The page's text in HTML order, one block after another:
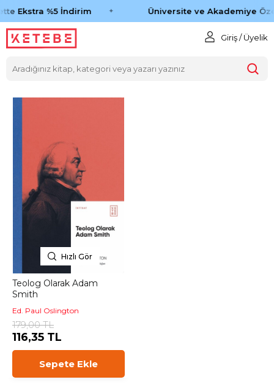
Ekstra %5 İndirim Üniversite ve Akademiye
Giriş / Üyelik
Hızlı Gör
Teolog Olarak Adam
Smith
Ed. Paul Oslington
179,00 TL
116,35 TL
Sepete Ekle